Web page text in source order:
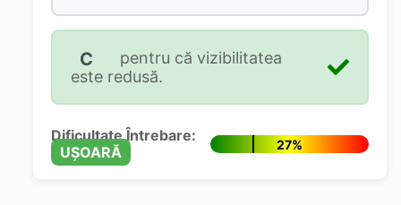
C
pentru că vizibilitatea
este redusă.
Dificultate Întrebare:
UȘOARĂ
27%